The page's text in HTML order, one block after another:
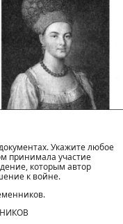
Укажите любое
принимала участие
которым автор
к войне.